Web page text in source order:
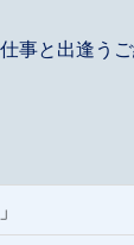
事と出逢う